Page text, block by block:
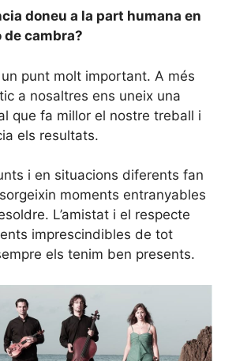
doneu a la part humana en
cambra?
punt molt important. A més
a nosaltres ens uneix una
que fa millor el nostre treball i
els resultats.
i en situacions diferents fan
moments entranyables
L’amistat i el respecte
imprescindibles de tot
els tenim ben presents.